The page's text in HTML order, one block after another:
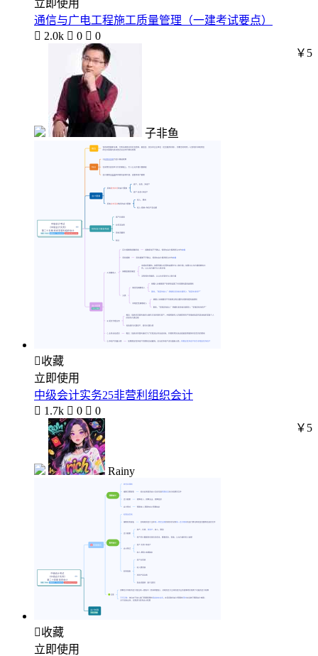
立即使用
通信与广电工程施工质量管理（一建考试要点）
 2.0k  0  0
子非鱼
￥5
收藏
立即使用
中级会计实务25非营利组织会计
 1.7k  0  0
Rainy
￥5
收藏
立即使用